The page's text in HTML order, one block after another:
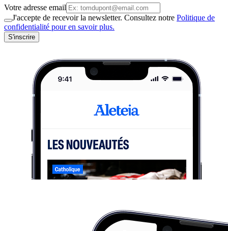
Votre adresse email
J'accepte de recevoir la newsletter. Consultez notre Politique de
confidentialité pour en savoir plus.
S'inscrire